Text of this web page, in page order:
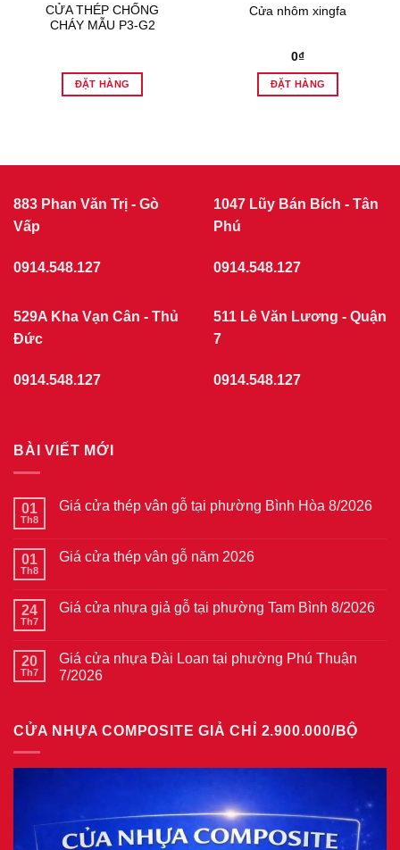
CỬA THÉP CHỐNG
CHÁY MẪU P3-G2
ĐẶT HÀNG
Cửa nhôm xingfa
0₫
ĐẶT HÀNG
883 Phan Văn Trị - Gò
Vấp
0914.548.127
1047 Lũy Bán Bích - Tân
Phú
0914.548.127
529A Kha Vạn Cân - Thủ
Đức
0914.548.127
511 Lê Văn Lương - Quận
7
0914.548.127
BÀI VIẾT MỚI
01
Th8
Giá cửa thép vân gỗ tại phường Bình Hòa 8/2026
luận
thép
vân
phường
Bình
Hòa
01
Th8
Giá cửa thép vân gỗ năm 2026
luận
thép
vân
gỗ
24
Th7
Giá cửa nhựa giả gỗ tại phường Tam Bình 8/2026
luận
ở
Giá
gỗ
20
Th7
Giá cửa nhựa Đài Loan tại phường Phú Thuận
7/2026
luận
ở
phường
Phú
Thuận
CỬA NHỰA COMPOSITE GIẢ CHỈ 2.900.000/BỘ